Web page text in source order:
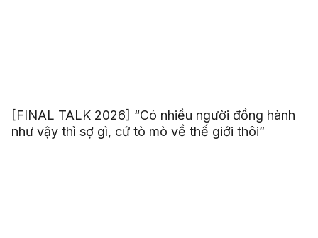
[FINAL TALK 2026] “Có nhiều người đồng hành
như vậy thì sợ gì, cứ tò mò về thế giới thôi”